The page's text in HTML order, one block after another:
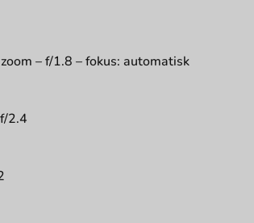
– f/1.8 – fokus: automatisk
2.4